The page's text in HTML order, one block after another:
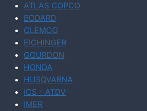
ATLAS COPCO
BODARD
CLEMCO
EICHINGER
GOURDON
HONDA
HUSQVARNA
ICS - ATDV
IMER